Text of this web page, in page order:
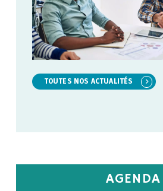
TOUTES NOS ACTUALITÉS
AGENDA